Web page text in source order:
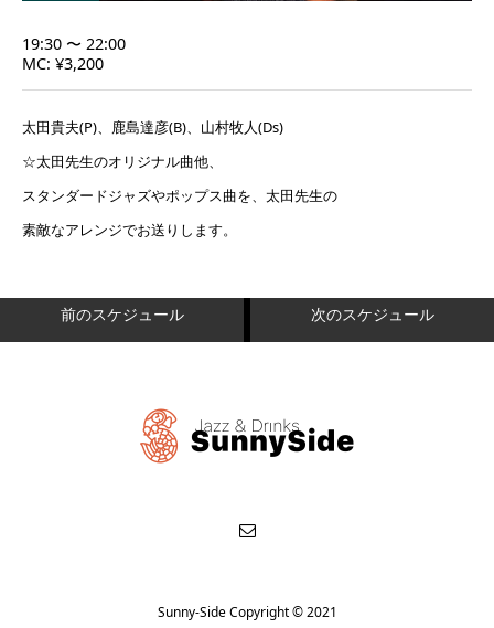
19:30 〜 22:00
MC: ¥3,200
太田貴夫(P)、鹿島達彦(B)、山村牧人(Ds)
☆太田先生のオリジナル曲他、
スタンダードジャズやポップス曲を、太田先生の
素敵なアレンジでお送りします。
前のスケジュール 次のスケジュール
Sunny-Side Copyright © 2021